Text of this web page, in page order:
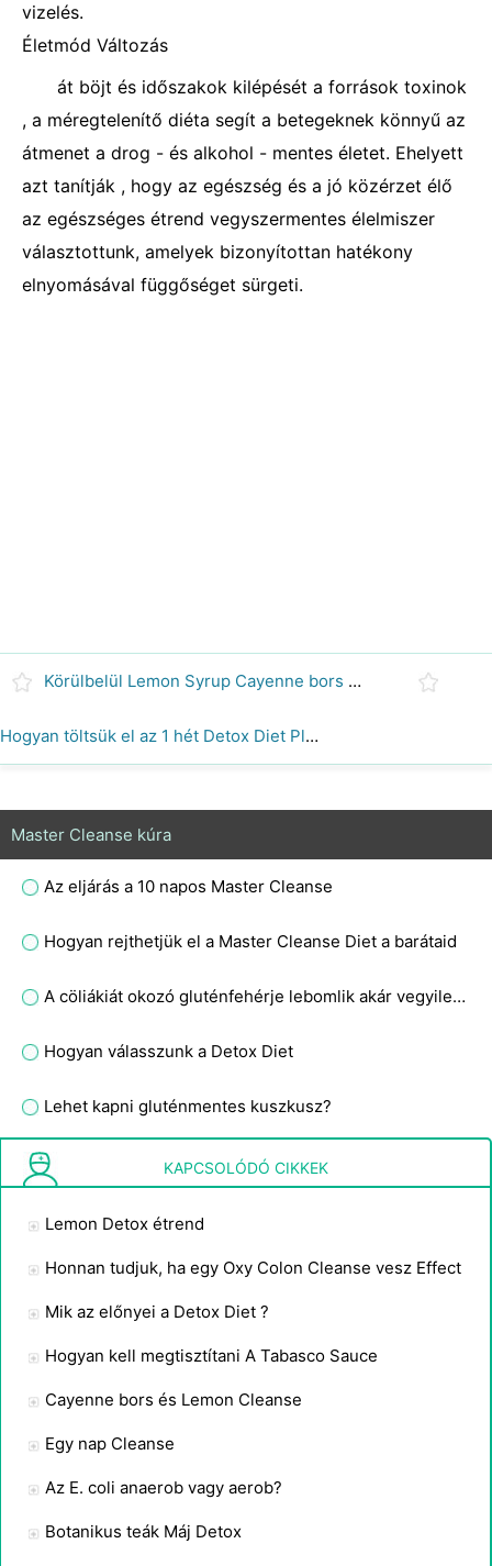
vizelés.
Életmód Változás
át böjt és időszakok kilépését a források toxinok
, a méregtelenítő diéta segít a betegeknek könnyű az
átmenet a drog - és alkohol - mentes életet. Ehelyett
azt tanítják , hogy az egészség és a jó közérzet élő
az egészséges étrend vegyszermentes élelmiszer
választottunk, amelyek bizonyítottan hatékony
elnyomásával függőséget sürgeti.
Körülbelül Lemon Syrup Cayenne bors tisztító
Hogyan töltsük el az 1 hét Detox Diet Plan
Master Cleanse kúra
Az eljárás a 10 napos Master Cleanse
Hogyan rejthetjük el a Master Cleanse Diet a barátaid
A cöliákiát okozó gluténfehérje lebomlik akár vegyileg, akár hő hatására?
Hogyan válasszunk a Detox Diet
Lehet kapni gluténmentes kuszkusz?
Mi az a Sous Vide főzés?KAPCSOLÓDÓ CIKKEK
Lemon Detox étrend
Honnan tudjuk, ha egy Oxy Colon Cleanse vesz Effect
Mik az előnyei a Detox Diet ?
Hogyan kell megtisztítani A Tabasco Sauce
Cayenne bors és Lemon Cleanse
Egy nap Cleanse
Az E. coli anaerob vagy aerob?
Botanikus teák Máj Detox